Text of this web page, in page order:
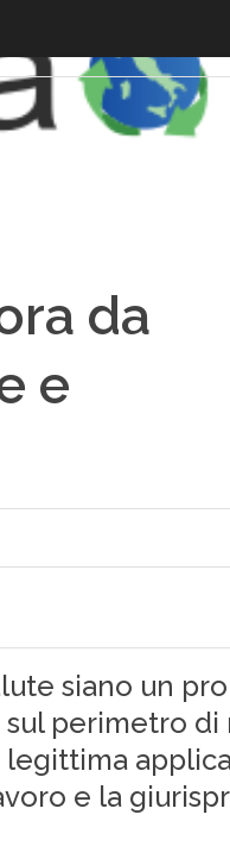
da
e
siano un
perimetro di
e la